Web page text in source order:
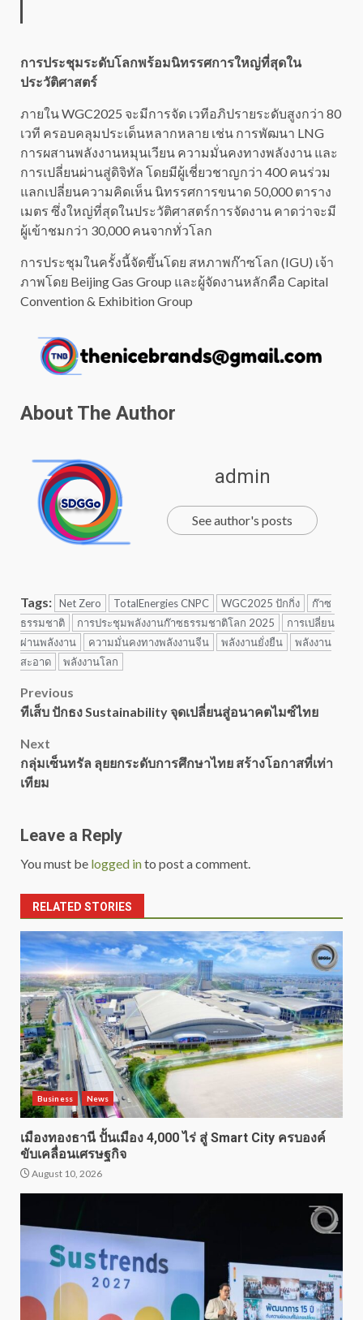
การประชุมระดับโลกพร้อมนิทรรศการใหญ่ที่สุดใน
ประวัติศาสตร์
ภายใน WGC2025 จะมีการจัด เวทีอภิปรายระดับสูงกว่า 80
เวที ครอบคลุมประเด็นหลากหลาย เช่น การพัฒนา LNG
การผสานพลังงานหมุนเวียน ความมั่นคงทางพลังงาน และ
การเปลี่ยนผ่านสู่ดิจิทัล โดยมีผู้เชี่ยวชาญกว่า 400 คนร่วม
แลกเปลี่ยนความคิดเห็น นิทรรศการขนาด 50,000 ตาราง
เมตร ซึ่งใหญ่ที่สุดในประวัติศาสตร์การจัดงาน คาดว่าจะมี
ผู้เข้าชมกว่า 30,000 คนจากทั่วโลก
การประชุมในครั้งนี้จัดขึ้นโดย สหภาพก๊าซโลก (IGU) เจ้า
ภาพโดย Beijing Gas Group และผู้จัดงานหลักคือ Capital
Convention & Exhibition Group
About The Author
admin
See author's posts
Tags: Net Zero TotalEnergies CNPC WGC2025 ปักกิ่ง
ก๊าซ
ธรรมชาติ
การประชุมพลังงานก๊าซธรรมชาติโลก 2025
การเปลี่ยน
ผ่านพลังงาน
ความมั่นคงทางพลังงานจีน พลังงานยั่งยืน
พลังงาน
สะอาด
พลังงานโลก
Post
Previous
ทีเส็บ ปักธง Sustainability จุดเปลี่ยนสู่อนาคตไมซ์ไทย
Next
กลุ่มเซ็นทรัล ลุยยกระดับการศึกษาไทย สร้างโอกาสที่เท่า
เทียม
Leave a Reply
You must be logged into post a comment.
RELATED STORIES
Business News
เมืองทองธานี ปั้นเมือง 4,000 ไร่ สู่ Smart City ครบองค์
ขับเคลื่อนเศรษฐกิจ
August 10, 2026